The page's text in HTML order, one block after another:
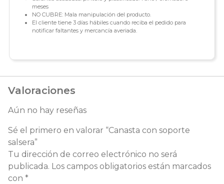
meses
NO CUBRE: Mala manipulación del producto.
El cliente tiene 3 días hábiles cuando reciba el pedido para
notificar faltantes y mercancía averiada.
Valoraciones
Aún no hay reseñas
Sé el primero en valorar “Canasta con soporte
salsera”
Tu dirección de correo electrónico no será
publicada. Los campos obligatorios están marcados
con *